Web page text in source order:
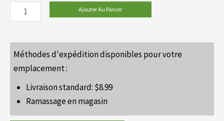
Ajouter Au Panier
Méthodes d'expédition disponibles pour votre
emplacement :
Livraison standard: $8.99
Ramassage en magasin